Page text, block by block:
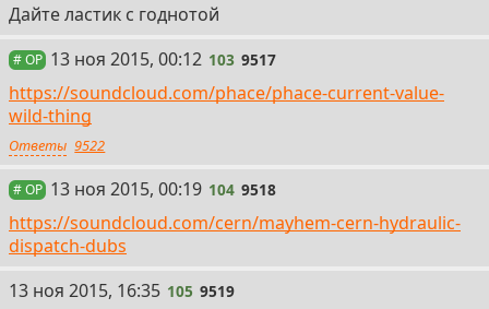
Дайте ластик с годнотой
# OP 103
13 ноя 2015, 00:12 103 9517
https://soundcloud.com/phace/phace-current-value-
wild-thing
Ответы 9522
# OP 104
13 ноя 2015, 00:19 104 9518
https://soundcloud.com/cern/mayhem-cern-hydraulic-
dispatch-dubs
105
13 ноя 2015, 16:35 105 9519